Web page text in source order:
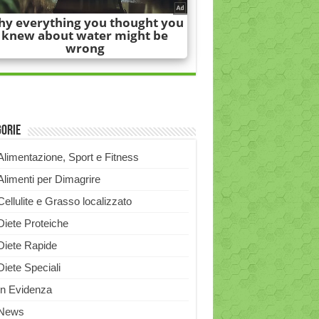
Sport e Fitness
per Dimagrire
e Grasso localizzato
Proteiche
Rapide
Speciali
Evidenza